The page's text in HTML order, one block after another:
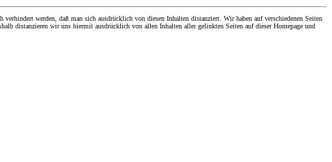
werden, daß man sich ausdrücklich von diesen Inhalten distanziert. Wir haben auf verschiedenen Seiten
distanzieren wir uns hiermit ausdrücklich von allen Inhalten aller gelinkten Seiten auf dieser Homepage und